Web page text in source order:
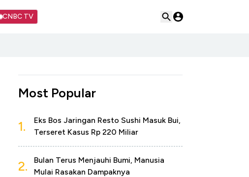
CNBC TV
Most Popular
1.
Eks Bos Jaringan Resto Sushi Masuk Bui,
Terseret Kasus Rp 220 Miliar
2.
Bulan Terus Menjauhi Bumi, Manusia
Mulai Rasakan Dampaknya